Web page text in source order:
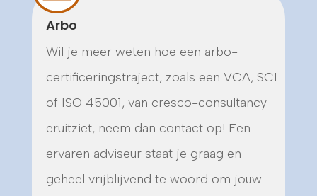
Arbo
Wil je meer weten hoe een arbo-
certificeringstraject, zoals een VCA, SCL
of ISO 45001, van cresco-consultancy
eruitziet, neem dan contact op! Een
ervaren adviseur staat je graag en
geheel vrijblijvend te woord om jouw